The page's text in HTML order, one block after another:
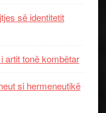
së identitetit
artit tonë kombëtar
si hermeneutikë